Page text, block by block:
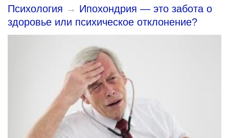
Психология → Ипохондрия — это забота о
здоровье или психическое отклонение?